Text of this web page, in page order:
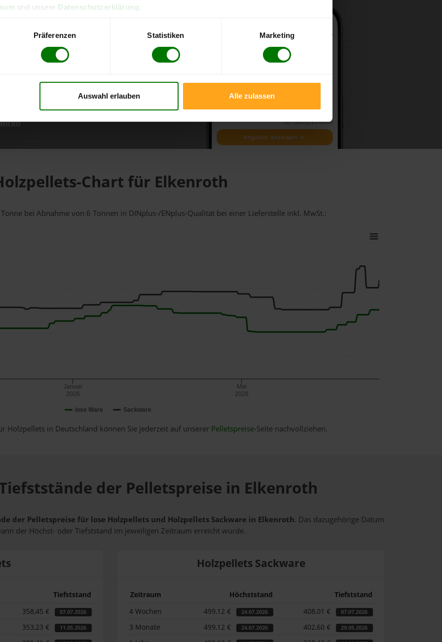
und unsere Datenschutzerklärung
Präferenzen Statistiken Marketing
Auswahl erlauben Alle zulassen
direkt online bestellen
aktuellen Stand
Chart für Elkenroth
bei Abnahmevon 6 Tonnen in DINplus-/ENplus-Qualität bei einer Lieferstelle inkl. MwSt.:
lose Ware Sackware
Januar
2026
Mai
2026
Holzpellets in Deutschland können Sie jederzeit auf unserer Pelletspreise-Seite nachvollziehen.
der Pelletspreise in Elkenroth
der Pelletspreise für lose Holzpellets und Holzpellets Sackware in Elkenroth. Das dazugehörige Datum
der Höchst- oder Tiefststand im jeweiligen Zeitraum erreicht wurde.
Tiefststand
358,45 € 07.07.2026
353,23 € 11.05.2026
Holzpellets Sackware
Zeitraum Höchststand
Tiefststand
4 Wochen
499,12 € 24.07.2026 408,01 € 07.07.2026
3 Monate 499,12 € 24.07.2026 402,60 € 29.05.2026